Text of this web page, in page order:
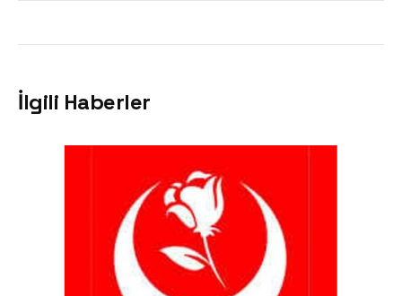
İlgili Haberler